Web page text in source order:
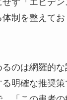
ず「エビデ
制を整えて
のは網羅的
明確な推奨